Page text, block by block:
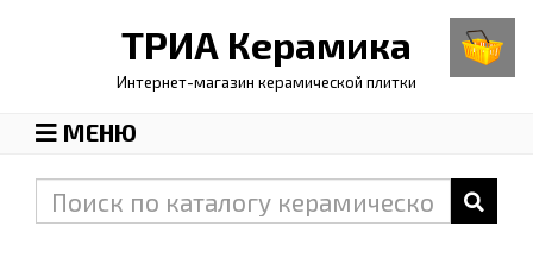
ТРИА Керамика
Интернет-магазин керамической плитки
МЕНЮ